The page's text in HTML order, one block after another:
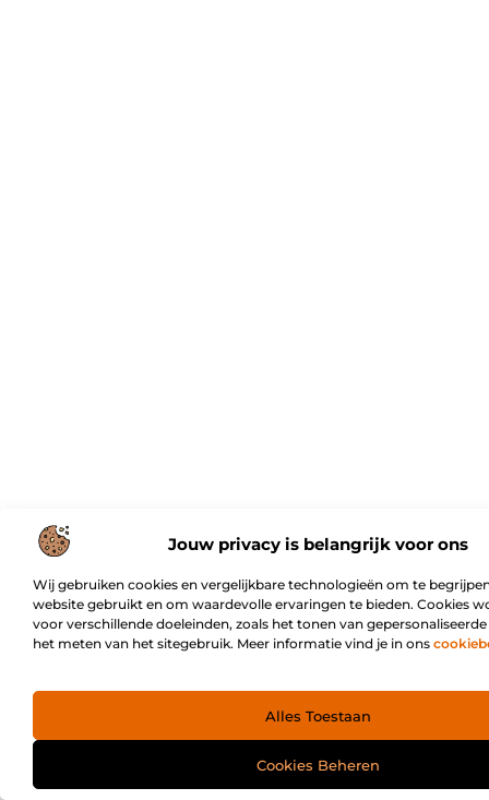
Jouw privacy is belangrijk voor ons
Wij gebruiken cookies en vergelijkbare technologieën om te
website gebruikt en om waardevolle ervaringen te bieden. Cookies
voor verschillende doeleinden, zoals het tonen van
het meten van het sitegebruik. Meer informatie vind je in ons
Alles Toestaan
Cookies Beheren